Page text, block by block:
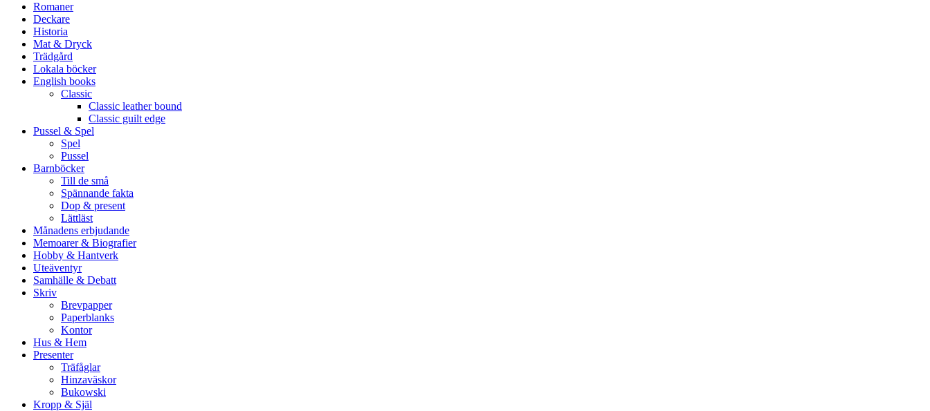
Romaner
Deckare
Historia
Mat & Dryck
Trädgård
Lokala böcker
English books
Classic
Classic leather bound
Classic guilt edge
Pussel & Spel
Spel
Pussel
Barnböcker
Till de små
Spännande fakta
Dop & present
Lättläst
Månadens erbjudande
Memoarer & Biografier
Hobby & Hantverk
Uteäventyr
Samhälle & Debatt
Skriv
Brevpapper
Paperblanks
Kontor
Hus & Hem
Presenter
Träfåglar
Hinzaväskor
Bukowski
Kropp & Själ